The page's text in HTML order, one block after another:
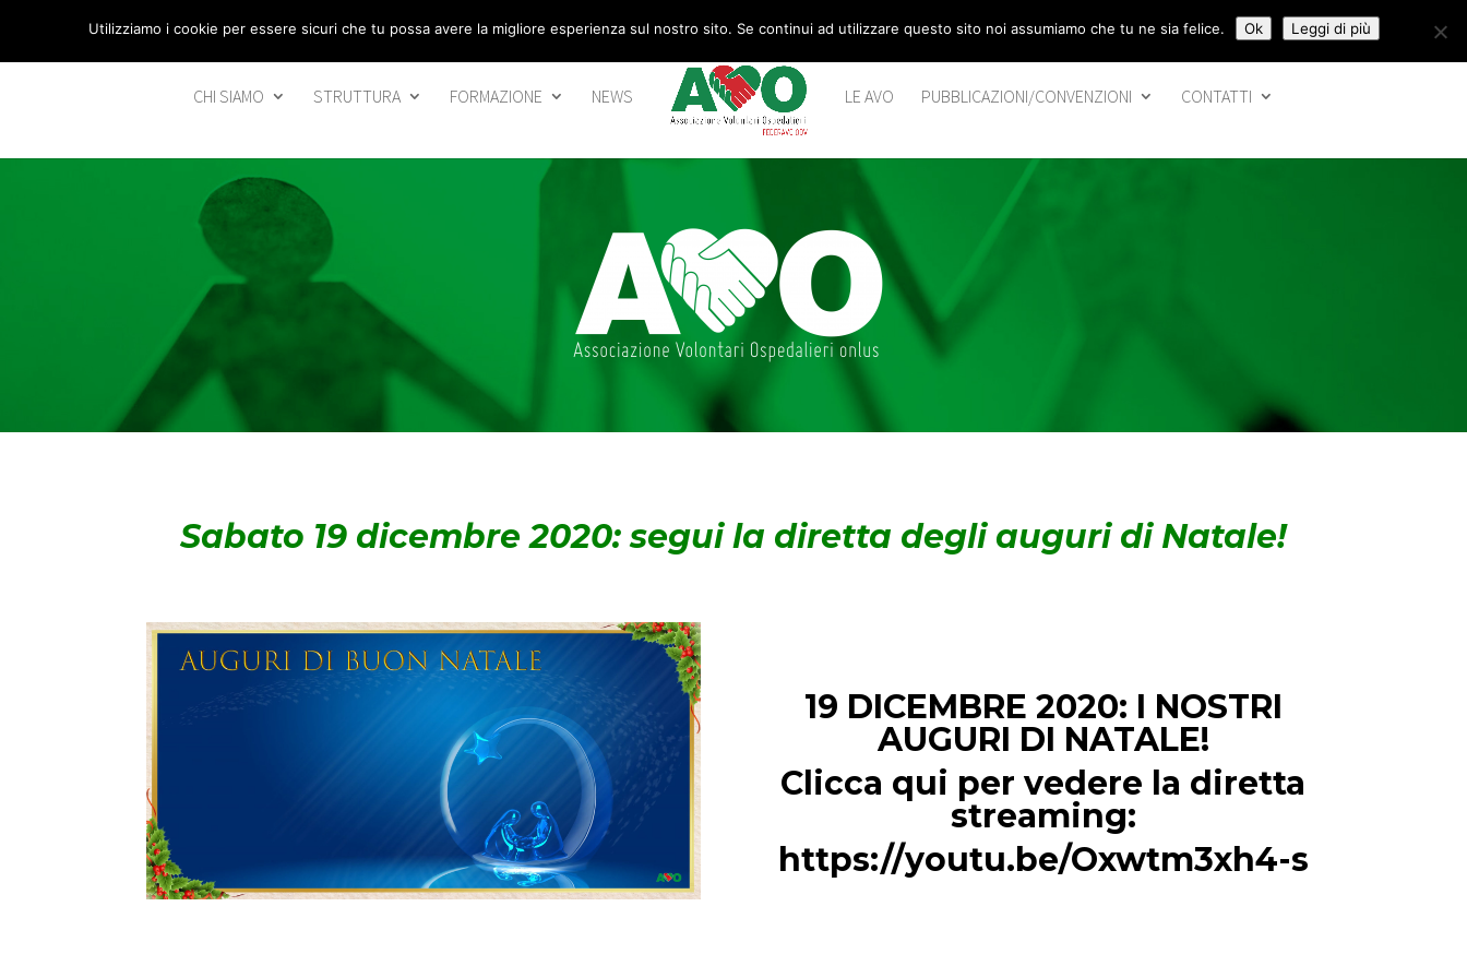
CHI SIAMO STRUTTURA FORMAZIONE NEWS LE AVO PUBBLICAZIONI/CONVENZIONI CONTATTI
Sabato 19 dicembre 2020: segui la diretta degli auguri di Natale!
19 DICEMBRE 2020: I NOSTRI
AUGURI DI NATALE!
Clicca qui per vedere la diretta
streaming:
https://youtu.be/Oxwtm3xh4-s
Utilizziamo i cookie per essere sicuri che tu possa avere la migliore esperienza sul nostro sito. Se continui ad utilizzare questo sito noi assumiamo che tu ne sia felice. Ok Leggi di più